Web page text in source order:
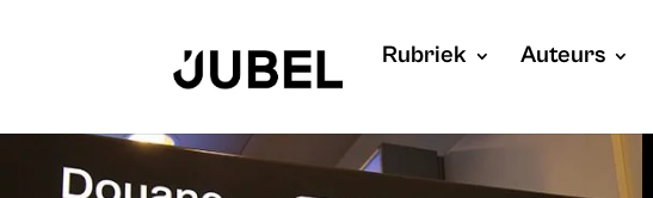
Rubriek Auteurs